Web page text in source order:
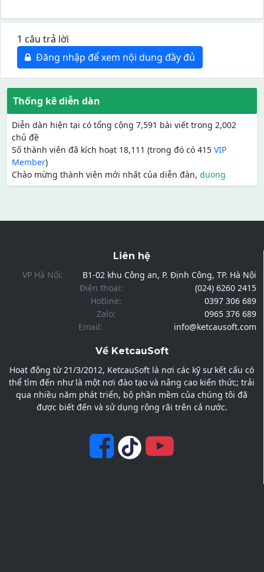
1 câu trả lời
Đăng nhập để xem nội dung đầy đủ
Thống kê diễn dàn
Diễn dàn hiện tại có tổng cộng 7,591 bài viết trong 2,002
chủ đề
Số thành viên đã kích hoạt 18,111 (trong đó có 415 VIP
Member)
Chào mừng thành viên mới nhất của diễn đàn, duong
Liên hệ
VP Hà Nội:
B1-02 khu Công an, P. Định Công, TP. Hà Nội
Điện thoại:
(024) 6260 2415
Hotline:
0397 306 689
Zalo:
0965 376 689
Email:
info@ketcausoft.com
Về KetcauSoft
Hoạt động từ 21/3/2012, KetcauSoft là nơi các kỹ sư kết cấu có
thể tìm đến như là một nơi đào tạo và nâng cao kiến thức; trải
qua nhiều năm phát triển, bộ phần mềm của chúng tôi đã
được biết đến và sử dụng rộng rãi trên cả nước.